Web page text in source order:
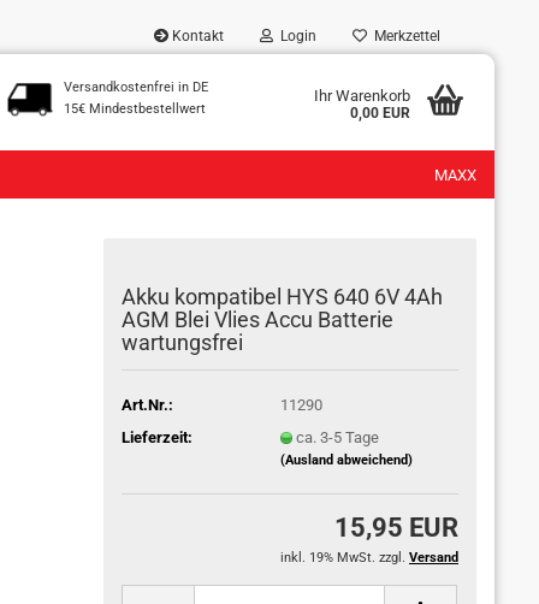
Kontakt Login Merkzettel
Versandkostenfrei in DE
15€ Mindestbestellwert
Ihr Warenkorb
0,00 EUR
MAXX
Akku kompatibel HYS 640 6V 4Ah
AGM Blei Vlies Accu Batterie
wartungsfrei
Art.Nr.:
11290
Lieferzeit:
ca. 3-5 Tage
(Ausland abweichend)
15,95 EUR
inkl. 19% MwSt. zzgl. Versand